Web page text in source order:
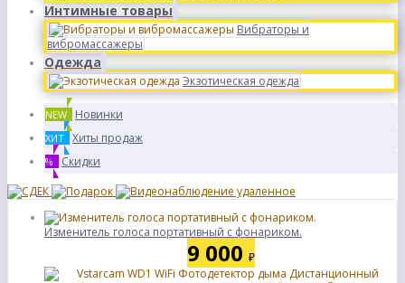
Интимные товары
Вибраторы и
вибромассажеры
Одежда
Экзотическая одежда
NEW Новинки
ХИТ Хиты продаж
% Скидки
Изменитель голоса портативный с фонариком.
9 000 ₽